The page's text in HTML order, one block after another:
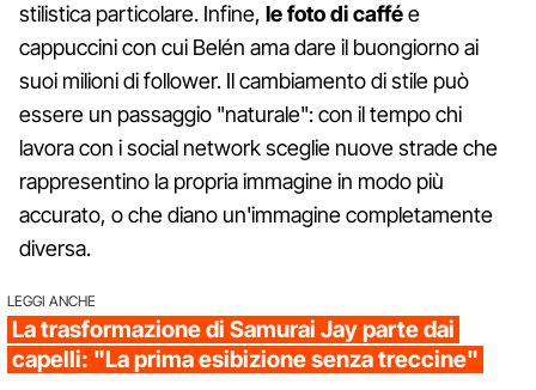
stilistica particolare. Infine, le foto di caffée
cappuccini con cui Belén ama dare il buongiorno ai
suoi milioni di follower. Il cambiamento di stile può
essere un passaggio "naturale": con il tempo chi
lavora con i social network sceglie nuove strade che
rappresentino la propria immagine in modo più
accurato, o che diano un'immagine completamente
diversa.
LEGGI ANCHE
La trasformazione di Samurai Jay parte dai
capelli: "La prima esibizione senza treccine"